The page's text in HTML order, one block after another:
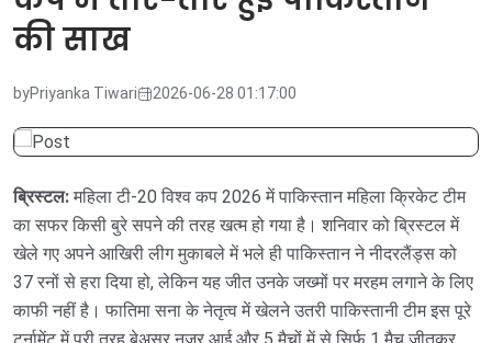
की साख
byPriyanka Tiwari 2026-06-28 01:17:00
ब्रिस्टल: महिला टी-20 विश्व कप 2026 में पाकिस्तान महिला क्रिकेट टीम
का सफर किसी बुरे सपने की तरह खत्म हो गया है। शनिवार को ब्रिस्टल में
खेले गए अपने आखिरी लीग मुकाबले में भले ही पाकिस्तान ने नीदरलैंड्स को
37 रनों से हरा दिया हो, लेकिन यह जीत उनके जख्मों पर मरहम लगाने के लिए
काफी नहीं है। फातिमा सना के नेतृत्व में खेलने उतरी पाकिस्तानी टीम इस पूरे